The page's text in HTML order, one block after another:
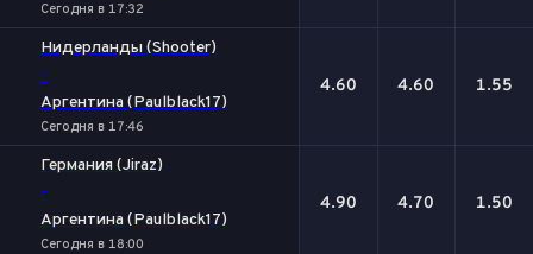
Сегодня в 17:32
Нидерланды (Shooter)
-
Аргентина (Paulblack17)
Сегодня в 17:46
4.60 4.60 1.55
Германия (Jiraz)
-
Аргентина (Paulblack17)
Сегодня в 18:00
4.90 4.70 1.50